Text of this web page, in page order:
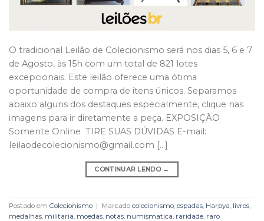
O tradicional Leilão de Colecionismo será nos dias 5, 6 e 7
de Agosto, às 15h com um total de 821 lotes
excepcionais. Este leilão oferece uma ótima
oportunidade de compra de itens únicos. Separamos
abaixo alguns dos destaques especialmente, clique nas
imagens para ir diretamente a peça. EXPOSIÇÃO
Somente Online TIRE SUAS DÚVIDAS E-mail:
leilaodecolecionismo@gmail.com […]
CONTINUAR LENDO →
Postado em Colecionismo | Marcado colecionismo, espadas, Harpya, livros,
medalhas, militaria, moedas, notas, numismatica, raridade, raro